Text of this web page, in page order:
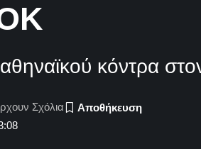
κόντρα
Σχόλια